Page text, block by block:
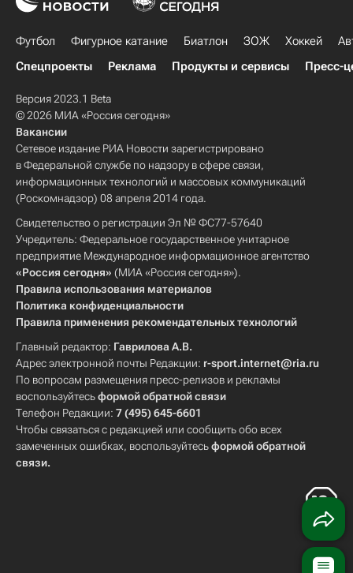
Футбол Фигурное катание Биатлон ЗОЖ Хоккей
Спецпроекты
Реклама Продукты и сервисы Пресс-
Версия 2023.1 Beta
© 2026 МИА «Россия сегодня»
Вакансии
Сетевое издание РИА Новости зарегистрировано
в Федеральной службе по надзору в сфере связи,
информационных технологий и массовых коммуникаций
(Роскомнадзор) 08 апреля 2014 года.
Свидетельство о регистрации Эл № ФС77-57640
Учредитель: Федеральное государственное унитарное
предприятие Международное информационное агентство
«Россия сегодня» (МИА «Россия сегодня»).
Правила использования материалов
Политика конфиденциальности
Правила применения рекомендательных технологий
Главный редактор: Гаврилова А.В.
Адрес электронной почты Редакции: r-sport.internet@ria.ru
По вопросам размещения пресс-релизов и рекламы
воспользуйтесьформой обратной связи
Телефон Редакции: 7 (495) 645-6601
Чтобы связаться с редакцией или сообщить обо всех
замеченных ошибках, воспользуйтесьформой обратной
связи.